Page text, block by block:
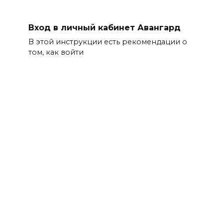
Вход в личный кабинет Авангард
В этой инструкции есть рекомендации о
том, как войти